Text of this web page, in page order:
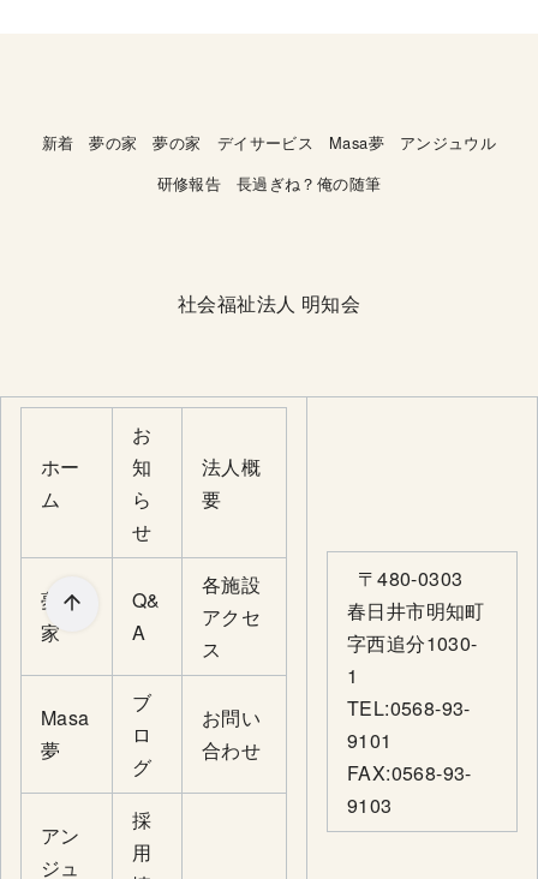
新着 夢の家 夢の家 デイサービス Masa夢
アンジュウル
研修報告
長過ぎね？俺の随筆
社会福祉法人 明知会
ホー
ム
お
知
ら
せ
法人概
要
夢の
家
Q&
A
各施設
アクセ
ス
Masa
夢
ブ
ロ
グ
お問い
合わせ
アン
ジュ
採
用
〒480-0303
春日井市明知町
字西追分1030-
1
TEL:0568-93-
9101
FAX:0568-93-
9103